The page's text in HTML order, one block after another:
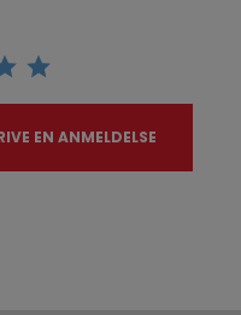
EN ANMELDELSE